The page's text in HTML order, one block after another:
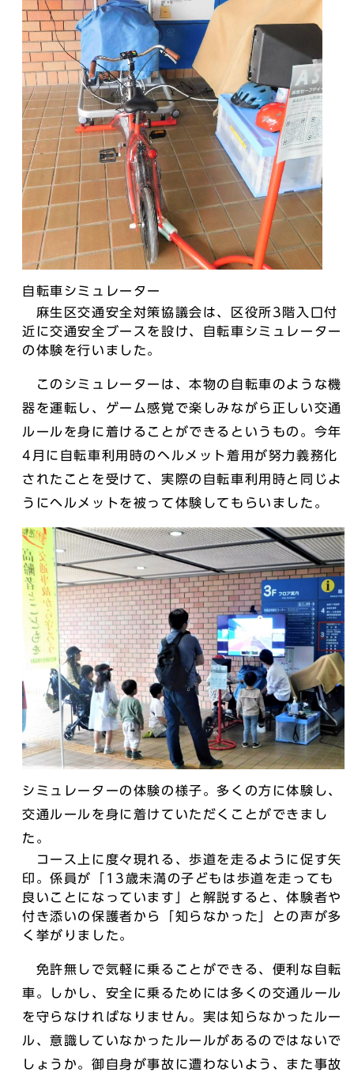
自転車シミュレーター
麻生区交通安全対策協議会は、区役所3階入口付
近に交通安全ブースを設け、自転車シミュレーター
の体験を行いました。
このシミュレーターは、本物の自転車のような機
器を運転し、ゲーム感覚で楽しみながら正しい交通
ルールを身に着けることができるというもの。今年
4月に自転車利用時のヘルメット着用が努力義務化
されたことを受けて、実際の自転車利用時と同じよ
うにヘルメットを被って体験してもらいました。
シミュレーターの体験の様子。多くの方に体験し、
交通ルールを身に着けていただくことができまし
た。
コース上に度々現れる、歩道を走るように促す矢
印。係員が「13歳未満の子どもは歩道を走っても
良いことになっています」と解説すると、体験者や
付き添いの保護者から「知らなかった」との声が多
く挙がりました。
免許無しで気軽に乗ることができる、便利な自転
車。しかし、安全に乗るためには多くの交通ルール
を守らなければなりません。実は知らなかったルー
ル、意識していなかったルールがあるのではないで
しょうか。御自身が事故に遭わないよう、また事故